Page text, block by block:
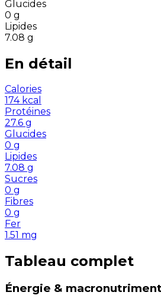
Glucides
0 g
Lipides
7.08 g
En détail
Calories
174 kcal
Protéines
27.6 g
Glucides
0 g
Lipides
7.08 g
Sucres
0 g
Fibres
0 g
Fer
1.51 mg
Tableau complet
Énergie &